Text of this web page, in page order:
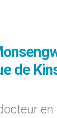
de
en